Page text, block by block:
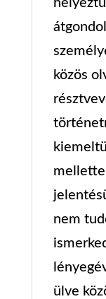
közös
nem
ülve